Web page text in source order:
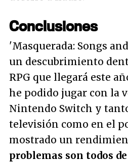
Conclusiones
'Masquerada: Songs
un descubrimiento
RPG que llegará este
he podido jugar con la
Nintendo Switch y
televisión como en el
mostrado un
problemas son todos